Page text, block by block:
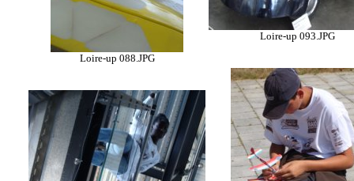
Loire-up 088.JPG
Loire-up 093.JPG